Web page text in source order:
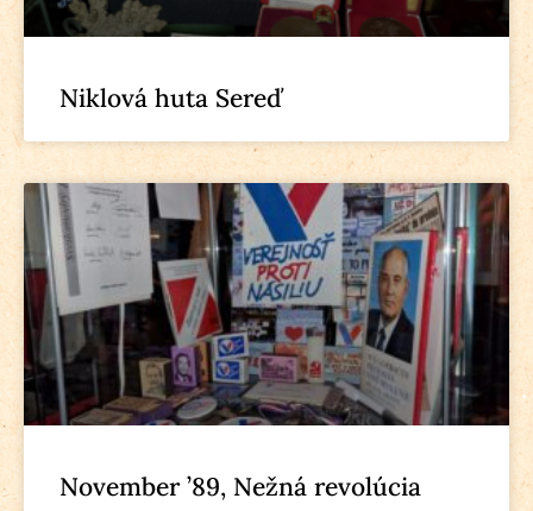
Niklová huta Sereď
November ’89, Nežná revolúcia